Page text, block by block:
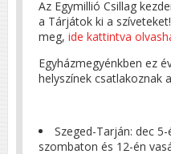
Az Egymillió Csillag
a Tárjátok ki a
meg, ide kattintva
Egyházmegyénkben ez
helyszínek csatlakoznak
Szeged-Tarján: dec
szombaton és 12-én